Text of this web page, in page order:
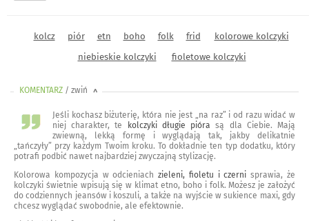
kolcz piór etn boho folk frid
kolorowe kolczyki
niebieskie kolczyki
fioletowe kolczyki
KOMENTARZ / zwiń <
Jeśli kochasz biżuterię, która nie jest „na raz” i od razu widać w
niej charakter, te
kolczyki długie pióra są dla Ciebie. Mają
zwiewną, lekką formę i wyglądają tak, jakby delikatnie
„tańczyły” przy każdym Twoim kroku. To dokładnie ten typ dodatku, który
potrafi podbić nawet najbardziej zwyczajną stylizację.
Kolorowa kompozycja w odcieniachzieleni, fioletu i czerni sprawia, że
kolczyki świetnie wpisują się w klimat etno, boho i folk. Możesz je założyć
do codziennych jeansów i koszuli, a także na wyjście w sukience maxi, gdy
chcesz wyglądać swobodnie, ale efektownie.